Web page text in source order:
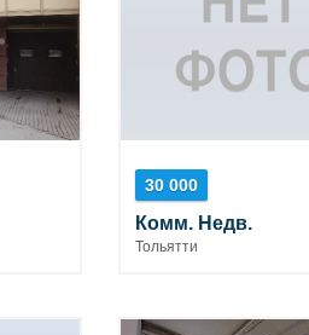
30 000
Комм. Недв.
Тольятти